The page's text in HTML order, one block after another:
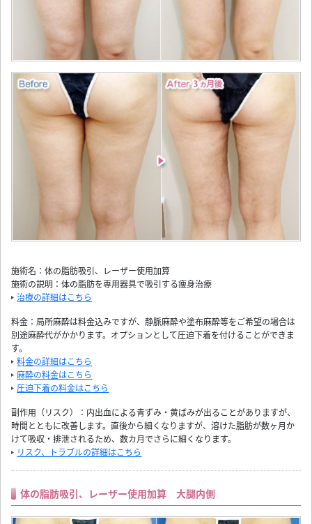
施術名：体の脂肪吸引、レーザー使用加算
施術の説明：体の脂肪を専用器具で吸引する痩身治療
治療の詳細はこちら
料金：局所麻酔は料金込みですが、静脈麻酔や塗布麻酔等をご希望の場合は
別途麻酔代がかかります。オプションとして圧迫下着を付けることができま
す。
料金の詳細はこちら
麻酔の料金はこちら
圧迫下着の料金はこちら
副作用（リスク）：内出血による青ずみ・黄ばみが出ることがありますが、
時間とともに改善します。直後から細くなりますが、溶けた脂肪が数ヶ月か
けて吸収・排泄されるため、数カ月でさらに細くなります。
リスク、トラブルの詳細はこちら
体の脂肪吸引、レーザー使用加算 大腿内側